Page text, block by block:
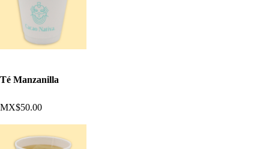
Té Manzanilla
MX$50.00